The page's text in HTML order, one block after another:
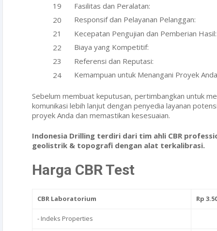
Fasilitas dan Peralatan:
Responsif dan Pelayanan Pelanggan:
Kecepatan Pengujian dan Pemberian Hasil:
Biaya yang Kompetitif:
Referensi dan Reputasi:
Kemampuan untuk Menangani Proyek
Sebelum membuat keputusan, pertimbangkan untuk
komunikasi lebih lanjut dengan penyedia layanan
proyek Anda dan memastikan kesesuaian.
Indonesia Drilling terdiri dari tim ahli CBR
geolistrik & topografi dengan alat terkalibrasi.
Harga CBR Test
CBR Laboratorium Rp
- Indeks Properties